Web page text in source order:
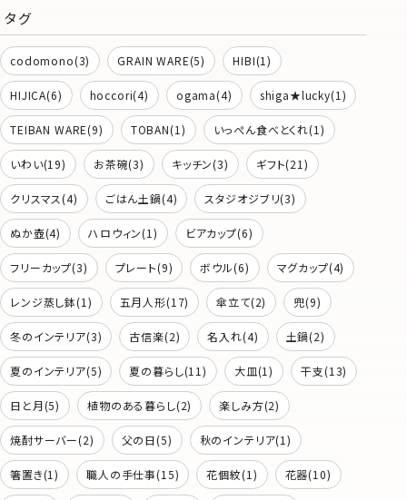
タグ
codomono(3) GRAIN WARE(5) HIBI(1)
HIJICA(6) hoccori(4) ogama(4) shiga★lucky(1)
TEIBAN WARE(9) TOBAN(1) いっぺん食べとくれ(1)
いわい(19) お茶碗(3) キッチン(3) ギフト(21)
クリスマス(4) ごはん土鍋(4) スタジオジブリ(3)
ぬか壺(4) ハロウィン(1) ビアカップ(6)
フリーカップ(3) プレート(9) ボウル(6) マグカップ(4)
レンジ蒸し鉢(1) 五月人形(17) 傘立て(2) 兜(9)
冬のインテリア(3) 古信楽(2) 名入れ(4) 土鍋(2)
夏のインテリア(5) 夏の暮らし(11) 大皿(1) 干支(13)
日と月(5) 植物のある暮らし(2) 楽しみ方(2)
焼酎サーバー(2) 父の日(5) 秋のインテリア(1)
箸置き(1) 職人の手仕事(15) 花個紋(1) 花器(10)